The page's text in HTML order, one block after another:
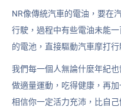
NR像傳統汽車的電油，要在
行駛，過程中有些電油未能
的電池，直接驅動汽車摩打
我們每一個人無論什麼年紀
做適量運動，吃得健康，再
相信你一定活力充沛，比自己